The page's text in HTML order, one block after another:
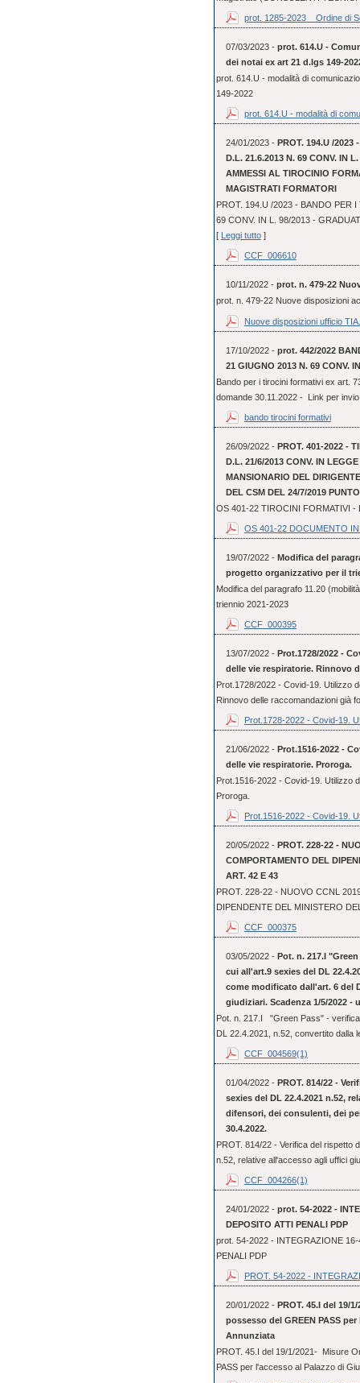
prot. 1285-2023 _ Ordine di
07/03/2023 - prot. 614.U -
dei notai ex art 21 d.lgs 149-
prot. 614.U - modalità di
149-2022
prot. 614.U - modalità di
24/01/2023 - PROT. 194.U /2023
D.L. 21.6.2013 N. 69 CONV. IN
AMMESSI AL TIROCINIO
MAGISTRATI FORMATORI
PROT. 194.U /2023 - BANDO PER
69 CONV. IN L. 98/2013 -
[
Leggi tutto]
CCF_006610
10/11/2022 - prot. n. 479-22
prot. n. 479-22 Nuove disposizioni
Nuove disposizioni ufficio
17/10/2022 - prot. 442/2022
21 GIUGNO 2013 N. 69 CONV.
Bando per i tirocini formativi ex art.
domande 30.11.2022 - Link per
bando tirocini formativi
26/09/2022 - PROT. 401-2022 -
D.L. 21/6/2013 CONV. IN
MANSIONARIO DEL
DEL CSM DEL 24/7/2019
OS 401-22 TIROCINI FORMATIVI
OS 401-22 DOCUMENTO
19/07/2022 - Modifica del
progetto organizzativo per il
Modifica del paragrafo 11.20
triennio 2021-2023
CCF_000395
13/07/2022 - Prot.1728/2022 -
delle vie respiratorie. Rinnovo
Prot.1728/2022 - Covid-19. Utilizzo
Rinnovo delle raccomandazioni già
Prot.1728-2022 - Covid-19.
21/06/2022 - Prot.1516-2022 -
delle vie respiratorie. Proroga.
Prot.1516-2022 - Covid-19. Utilizzo
Proroga.
Prot.1516-2022 - Covid-19.
20/05/2022 - PROT. 228-22 -
COMPORTAMENTO DEL
ART. 42 E 43
PROT. 228-22 - NUOVO CCNL
DIPENDENTE DEL MINISTERO
CCF_000375
03/05/2022 - Pot. n. 217.I
cui all'art.9 sexies del DL
come modificato dall'art. 6 del
giudiziari. Scadenza 1/5/2022 -
Pot. n. 217.I "Green Pass" -
DL 22.4.2021, n.52, convertito dalla
CCF_004569(1)
01/04/2022 - PROT. 814/22 -
sexies del DL 22.4.2021 n.52,
difensori, dei consulenti, dei
30.4.2022.
PROT. 814/22 - Verifica del rispetto
n.52, relative all'accesso agli uffici
CCF_004266(1)
24/01/2022 - prot. 54-2022 -
DEPOSITO ATTI PENALI PDP
prot. 54-2022 - INTEGRAZIONE
PENALI PDP
PROT. 54-2022 -
20/01/2022 - PROT. 45.I del 19/
possesso del GREEN PASS
Annunziata
PROT. 45.I del 19/1/2021- Misure
PASS per l'accesso al Palazzo di